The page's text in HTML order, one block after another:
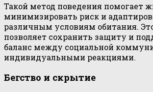
Такой метод поведения помогает
минимизировать риск и
различным условиям обитания.
позволяет сохранить защиту и
баланс между социальной
индивидуальными реакциями.
Бегство и скрытие